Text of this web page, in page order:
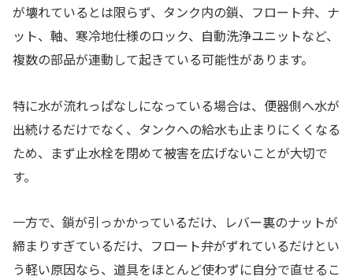
が壊れているとは限らず、タンク内の鎖、フロート弁、ナ
ット、軸、寒冷地仕様のロック、自動洗浄ユニットなど、
複数の部品が連動して起きている可能性があります。
特に水が流れっぱなしになっている場合は、便器側へ水が
出続けるだけでなく、タンクへの給水も止まりにくくなる
ため、まず止水栓を閉めて被害を広げないことが大切で
す。
一方で、鎖が引っかかっているだけ、レバー裏のナットが
締まりすぎているだけ、フロート弁がずれているだけとい
う軽い原因なら、道具をほとんど使わずに自分で直せるこ